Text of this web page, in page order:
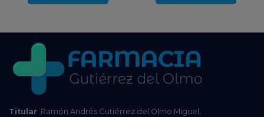
Titular: Ramón Andrés Gutiérrez del Olmo Miguel,